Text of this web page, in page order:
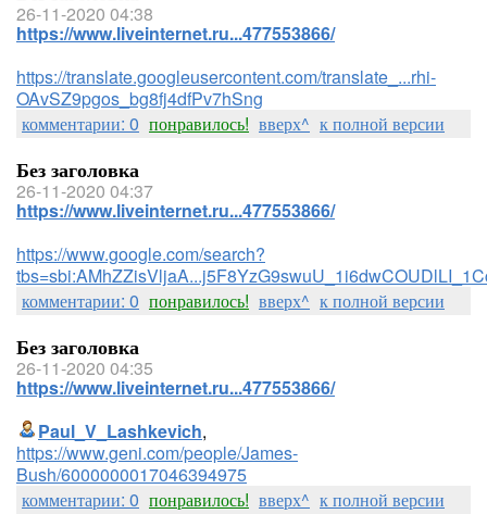
26-11-2020 04:38
https://www.liveinternet.ru...477553866/
https://translate.googleusercontent.com/translate_...rhi-
OAvSZ9pgos_bg8fj4dfPv7hSng
комментарии: 0 понравилось! вверх^ к полной версии
Без заголовка
26-11-2020 04:37
https://www.liveinternet.ru...477553866/
https://www.google.com/search?
комментарии: 0 понравилось! вверх^ к полной версии
Без заголовка
26-11-2020 04:35
https://www.liveinternet.ru...477553866/
Paul_V_Lashkevich,
https://www.geni.com/people/James-
Bush/6000000017046394975
комментарии: 0 понравилось! вверх^ к полной версии